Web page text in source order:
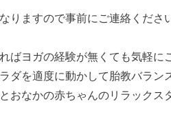
りますので事前にご連絡くださ
ばヨガの経験が無くても気軽に
ダを適度に動かして胎教バラン
おなかの赤ちゃんのリラックス